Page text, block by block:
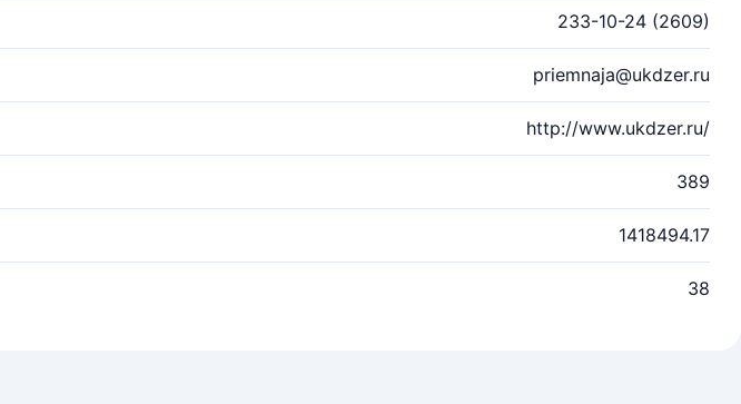
233-10-24 (2609)
priemnaja@ukdzer.ru
http://www.ukdzer.ru/
389
1418494.17
38